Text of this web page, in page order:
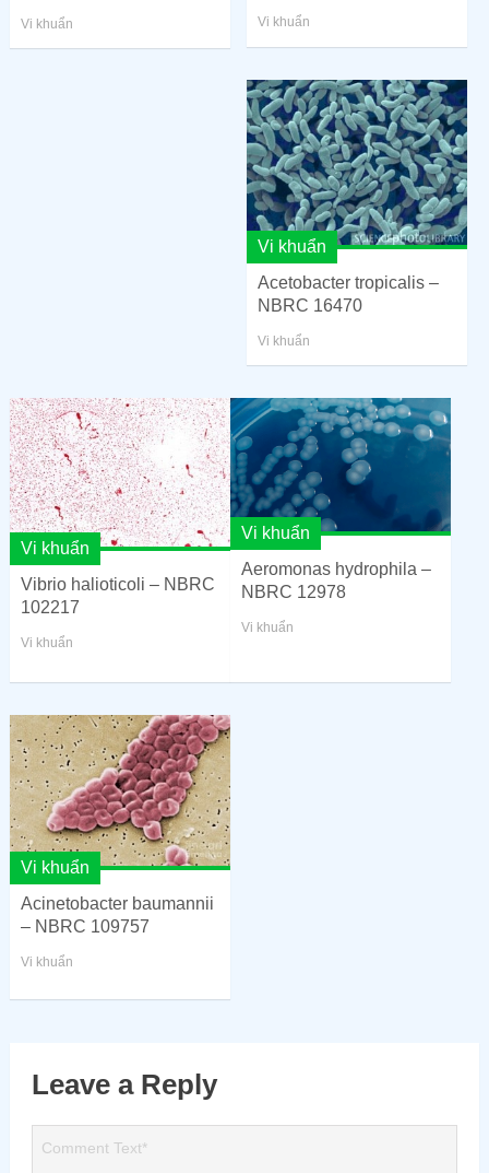
Vi khuẩn Vi khuẩn
Vi khuẩn
Acetobacter tropicalis –
NBRC 16470
Vi khuẩn
Vi khuẩn
Vibrio halioticoli – NBRC
102217
Vi khuẩn
Vi khuẩn
Aeromonas hydrophila –
NBRC 12978
Vi khuẩn
Vi khuẩn
Acinetobacter baumannii
– NBRC 109757
Vi khuẩn
Leave a Reply